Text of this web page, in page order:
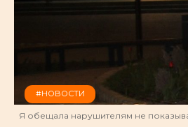
#НОВОСТИ
Я обещала нарушителям не